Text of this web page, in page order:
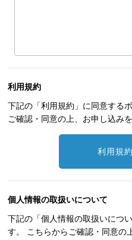
利用規約
下記の「利用規約」に同意する
ご確認・同意の上、お申し込み
利用規
個人情報の取扱いについて
下記の「個人情報の取扱いにつ
す。 こちらからご確認・同意の